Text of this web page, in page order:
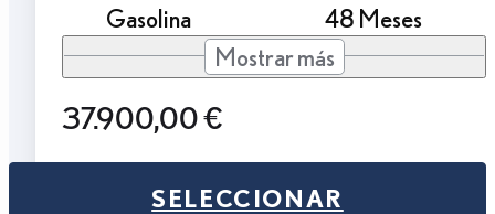
Gasolina
48 Meses
Mostrar más
37.900,00 €
SELECCIONAR